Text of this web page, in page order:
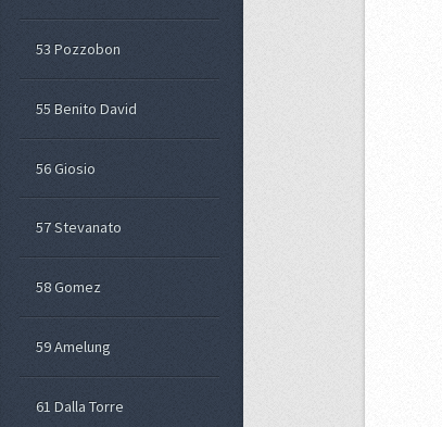
53 Pozzobon
55 Benito David
56 Giosio
57 Stevanato
58 Gomez
59 Amelung
61 Dalla Torre